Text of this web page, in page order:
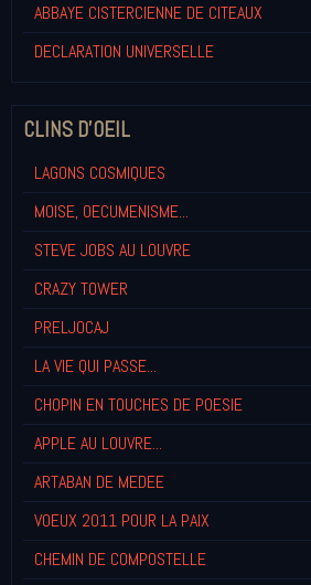
ABBAYE CISTERCIENNE DE CITEAUX
DECLARATION UNIVERSELLE
CLINS D'OEIL
LAGONS COSMIQUES
MOISE, OECUMENISME...
STEVE JOBS AU LOUVRE
CRAZY TOWER
PRELJOCAJ
LA VIE QUI PASSE...
CHOPIN EN TOUCHES DE POESIE
APPLE AU LOUVRE...
ARTABAN DE MEDEE
VOEUX 2011 POUR LA PAIX
CHEMIN DE COMPOSTELLE